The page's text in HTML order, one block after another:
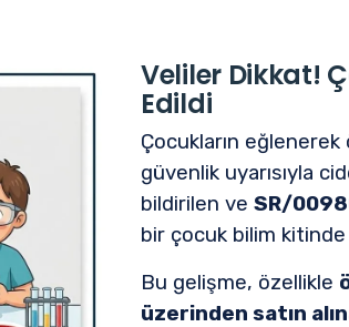
Veliler Dikkat!
Edildi
Çocukların
güvenlik uyarısıyla
bildirilen ve SR/
bir çocuk bilim kitinde
Bu gelişme, özellikle
üzerinden satın